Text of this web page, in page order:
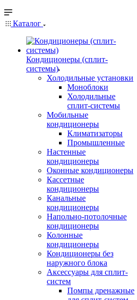
Каталог
Кондиционеры (сплит-
системы)
Холодильные установки
Моноблоки
Холодильные
сплит-системы
Мобильные
кондиционеры
Климатизаторы
Промышленные
Настенные
кондиционеры
Оконные кондиционеры
Кассетные
кондиционеры
Канальные
кондиционеры
Напольно-потолочные
кондиционеры
Колонные
кондиционеры
Кондиционеры без
наружного блока
Аксессуары для сплит-
систем
Помпы дренажные